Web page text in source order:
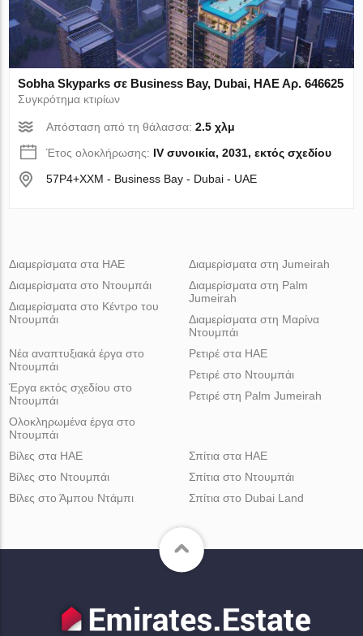
Sobha Skyparks σε Business Bay, Dubai, ΗΑΕ Αρ. 646625
Συγκρότημα κτιρίων
Απόσταση από τη θάλασσα:2.5 χλμ
Έτος ολοκλήρωσης: IV συνοικία, 2031, εκτός σχεδίου
57P4+XXM - Business Bay - Dubai - UAE
Διαμερίσματα στα ΗΑΕ
Διαμερίσματα στο Ντουμπάι
Διαμερίσματα στο Κέντρο του
Ντουμπάι
Διαμερίσματα στη Jumeirah
Διαμερίσματα στη Palm
Jumeirah
Διαμερίσματα στη Μαρίνα
Ντουμπάι
Νέα αναπτυξιακά έργα στο
Ντουμπάι
Έργα εκτός σχεδίου στο
Ντουμπάι
Ολοκληρωμένα έργα στο
Ντουμπάι
Ρετιρέ στα ΗΑΕ
Ρετιρέ στο Ντουμπάι
Ρετιρέ στη Palm Jumeirah
Βίλες στα ΗΑΕ
Βίλες στο Ντουμπάι
Βίλες στο Άμπου Ντάμπι
Σπίτια στα ΗΑΕ
Σπίτια στο Ντουμπάι
Σπίτια στο Dubai Land